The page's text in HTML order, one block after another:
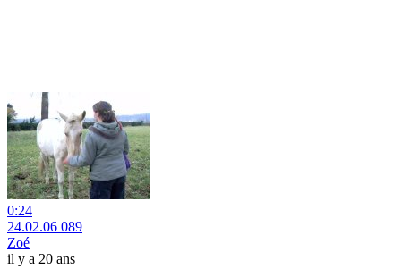
0:24
24.02.06 089
Zoé
il y a 20 ans